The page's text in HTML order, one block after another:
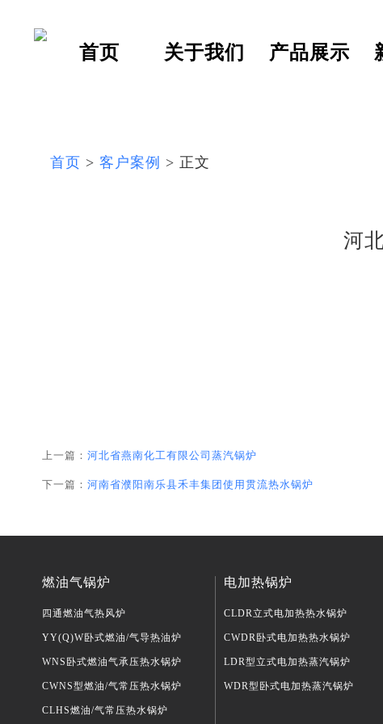
首页 关于我们 产品展示
首页 > 客户案例 > 正文
河
上一篇： 河北省燕南化工有限公司蒸汽锅炉
下一篇： 河南省濮阳南乐县禾丰集团使用贯流热水锅炉
燃油气锅炉
四通燃油气热风炉
YY(Q)W卧式燃油/气导热油炉
WNS卧式燃油气承压热水锅炉
CWNS型燃油/气常压热水锅炉
CLHS燃油/气常压热水锅炉
电加热锅炉
CLDR立式电加热热水锅炉
CWDR卧式电加热热水锅炉
LDR型立式电加热蒸汽锅炉
WDR型卧式电加热蒸汽锅炉